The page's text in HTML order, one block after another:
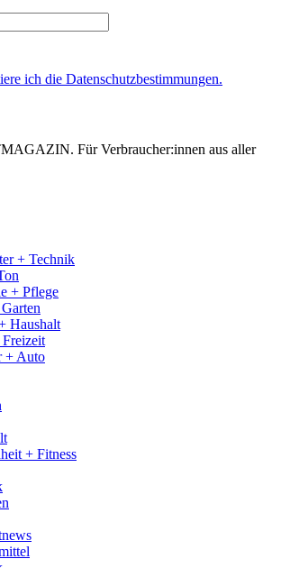
ich die Datenschutzbestimmungen.
Für Verbraucher:innen aus aller
+ Technik
+ Pflege
Haushalt
+ Auto
+ Fitness